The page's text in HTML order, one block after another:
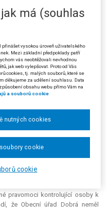
že sankce jsou uloženy u
a to tak, že představují 5 % z
jednání, a tudíž se jedná o sankci
s touto argumentací ztotožnili, a
jako nedůvodnou.
b) [stěžovatel b)] podali proti
Stěžovatelé namítali, že se
zdůraznili, že kontroly se
své fyzické nepřítomnosti se
přestupku nemohl dopustit;
Stěžovatel a) namítá,
na nebezpečí úrazu. Uvádí
i štáb České televize, s čímž
postupu snahu obce Dobrá
pravomoci kontrolující osoby k
že Obecní úřad Dobrá neměl
má (souhlas
vysokou úroveň uživatelského
Mezi základní předpoklady patří
vás neobtěžovali nevhodnou
jak web vylepšovat. Proto od Vás
cookies, tj. malých souborů, které se
děkujeme za udělení souhlasu. Data
obsahu webu přímo Vám na
a souborů cookie
cookie
nutných cookies
cookie